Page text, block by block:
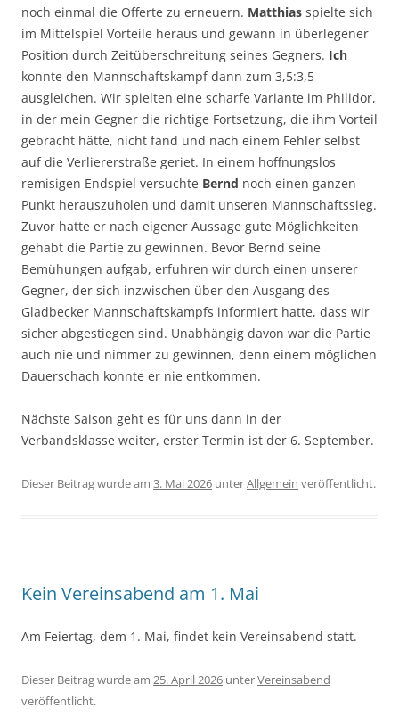
noch einmal die Offerte zu erneuern. Matthias spielte sich
im Mittelspiel Vorteile heraus und gewann in überlegener
Position durch Zeitüberschreitung seines Gegners. Ich
konnte den Mannschaftskampf dann zum 3,5:3,5
ausgleichen. Wir spielten eine scharfe Variante im Philidor,
in der mein Gegner die richtige Fortsetzung, die ihm Vorteil
gebracht hätte, nicht fand und nach einem Fehler selbst
auf die Verliererstraße geriet. In einem hoffnungslos
remisigen Endspiel versuchte Bernd noch einen ganzen
Punkt herauszuholen und damit unseren Mannschaftssieg.
Zuvor hatte er nach eigener Aussage gute Möglichkeiten
gehabt die Partie zu gewinnen. Bevor Bernd seine
Bemühungen aufgab, erfuhren wir durch einen unserer
Gegner, der sich inzwischen über den Ausgang des
Gladbecker Mannschaftskampfs informiert hatte, dass wir
sicher abgestiegen sind. Unabhängig davon war die Partie
auch nie und nimmer zu gewinnen, denn einem möglichen
Dauerschach konnte er nie entkommen.
Nächste Saison geht es für uns dann in der
Verbandsklasse weiter, erster Termin ist der 6. September.
Dieser Beitrag wurde am 3. Mai 2026 unterAllgemein veröffentlicht.
Kein Vereinsabend am 1. Mai
Am Feiertag, dem 1. Mai, findet kein Vereinsabend statt.
Dieser Beitrag wurde am 25. April 2026 unterVereinsabend
veröffentlicht.